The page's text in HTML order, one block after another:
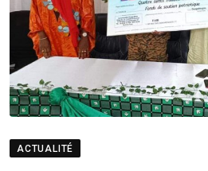
ACTUALITÉ